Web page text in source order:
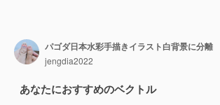
パゴダ日本水彩手描きイラスト白背景に分離
jengdia2022
あなたにおすすめのベクトル